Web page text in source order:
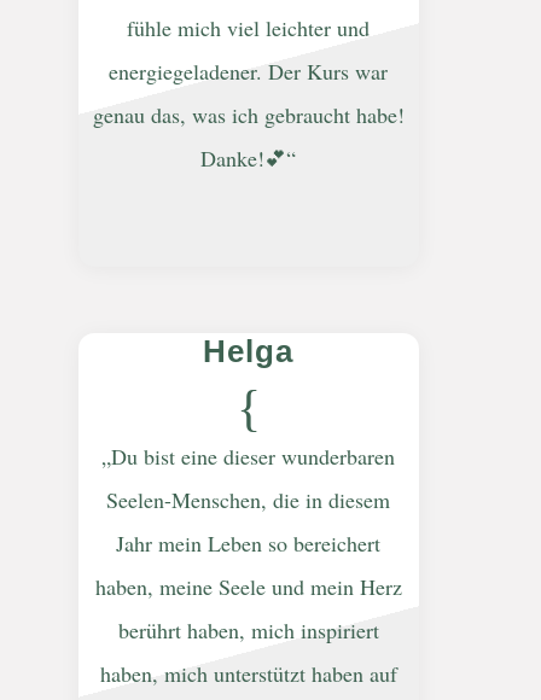
fühle mich viel leichter und
energiegeladener. Der Kurs war
genau das, was ich gebraucht habe!
Danke!💕“
Helga
{
„Du bist eine dieser wunderbaren
Seelen-Menschen, die in diesem
Jahr mein Leben so bereichert
haben, meine Seele und mein Herz
berührt haben, mich inspiriert
haben, mich unterstützt haben auf